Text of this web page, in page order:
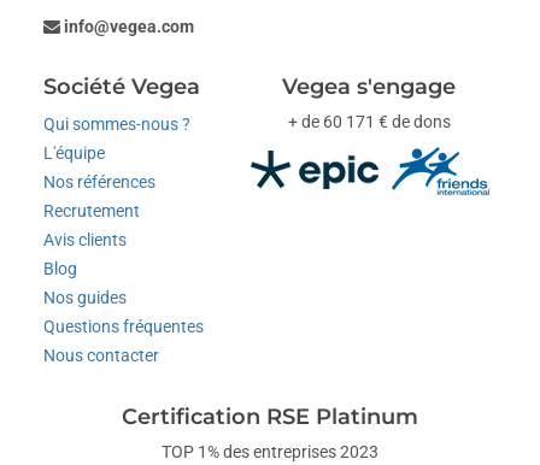
info@vegea.com
Société Vegea
Qui sommes-nous ?
L'équipe
Nos références
Recrutement
Avis clients
Blog
Nos guides
Questions fréquentes
Nous contacter
Vegea s'engage
+ de 60 171 € de dons
Certification RSE Platinum
TOP 1% des entreprises 2023